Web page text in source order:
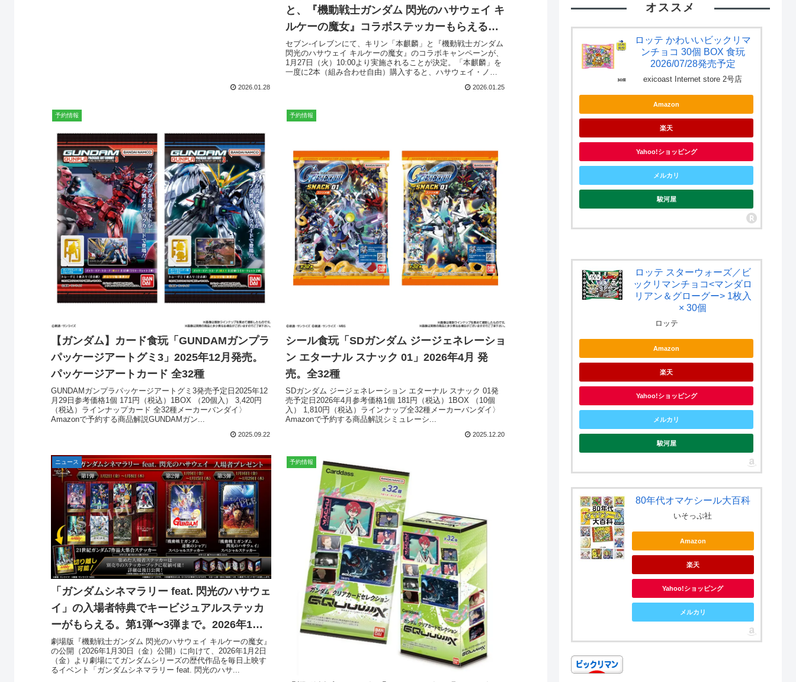
2026.01.28
と、『機動戦士ガンダム 閃光のハサウェイ キ
ルケーの魔女』コラボステッカーもらえる。
2026年1月27日（火）〜。全2種。
セブン-イレブンにて、キリン「本麒麟」と『機動戦士ガンダム
閃光のハサウェイ キルケーの魔女』のコラボキャンペーンが、
1月27日（火）10:00より実施されることが決定。「本麒麟」を
一度に2本（組み合わせ自由）購入すると、ハサウェイ・ノ
2026.01.25
予約情報
【ガンダム】カード食玩「GUNDAMガンプラ
パッケージアートグミ3」2025年12月発売。
パッケージアートカード 全32種
GUNDAMガンプラパッケージアートグミ3発売予定日2025年12
月29日参考価格1個 171円（税込）1BOX （20個入） 3,420円
（税込）ラインナップカード 全32種メーカーバンダイ〉
Amazonで予約する商品解説GUNDAMガン...
2025.09.22
予約情報
シール食玩「SDガンダム ジージェネレーショ
ン エターナル スナック 01」2026年4月 発
売。全32種
SDガンダム ジージェネレーション エターナル スナック 01発
売予定日2026年4月参考価格1個 181円（税込）1BOX （10個
入） 1,810円（税込）ラインナップ全32種メーカーバンダイ〉
Amazonで予約する商品解説シミュレーシ...
2025.12.20
ニュース
「ガンダムシネマラリー feat. 閃光のハサウェ
イ」の入場者特典でキービジュアルステッカ
ーがもらえる。第1弾〜3弾まで。2026年1月2
日（金）〜。ガンダム日替わり上映。
劇場版『機動戦士ガンダム 閃光のハサウェイ キルケーの魔女』
の公開（2026年1月30日（金）公開）に向けて、2026年1月2日
（金）より劇場にてガンダムシリーズの歴代作品を毎日上映す
るイベント「ガンダムシネマラリー feat. 閃光のハサ...
予約情報
オススメ
ロッテ かわいいビックリマ
ンチョコ 30個 BOX 食玩
2026/07/28発売予定
exicoast Internet store 2号店
Amazon
楽天
Yahoo!ショッピング
メルカリ
駿河屋
ロッテ スターウォーズ／ビ
ックリマンチョコ<マンダロ
リアン＆グローグー> 1枚入
× 30個
ロッテ
Amazon
楽天
Yahoo!ショッピング
メルカリ
駿河屋
80年代オマケシール大百科
いそっぷ社
Amazon
楽天
Yahoo!ショッピング
メルカリ